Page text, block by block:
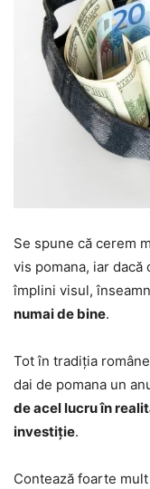
Se spune că cerem
vis pomana, iar
împlini visul,
numai de bine.
Tot în tradiția
dai de pomana un
de acel lucru în
investiție.
Contează foarte